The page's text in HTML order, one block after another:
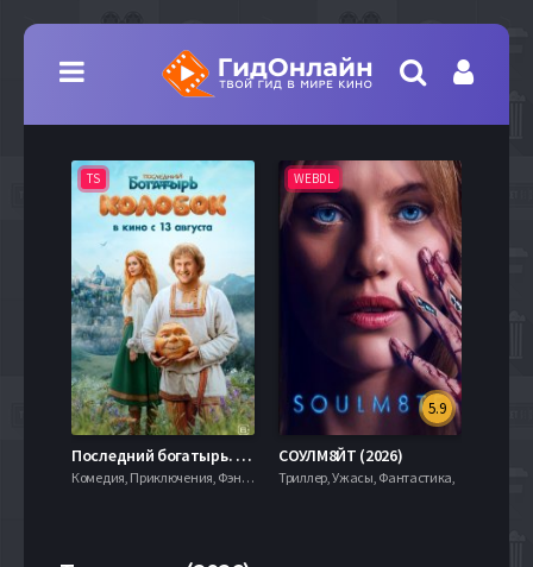
TS
Последний богатырь. Колобок (2026)
Комедия, Приключения, Фэнтези,
WEBDL
5.9
СОУЛМ8ЙТ (2026)
Триллер, Ужасы, Фантастика,